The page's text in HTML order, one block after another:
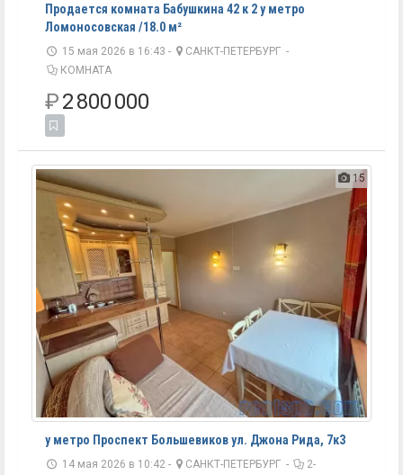
Продается комната Бабушкина 42 к 2 у метро
Ломоносовская /18.0 м²
15 мая 2026 в 16:43 - САНКТ-ПЕТЕРБУРГ -
КОМНАТА
₽2 800 000
15
у метро Проспект Большевиков ул. Джона Рида, 7к3
14 мая 2026 в 10:42 - САНКТ-ПЕТЕРБУРГ -
2-